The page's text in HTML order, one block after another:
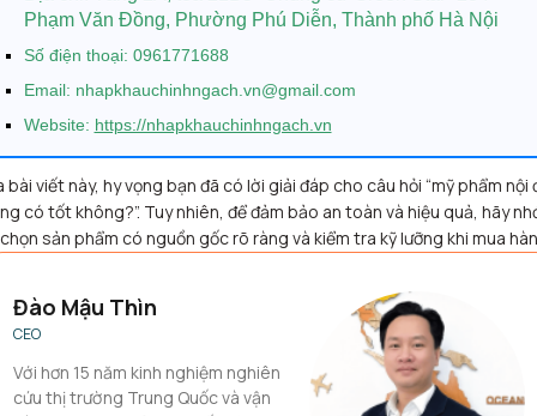
Phạm Văn Đồng, Phường Phú Diễn, Thành phố Hà Nội
Số điện thoại: 0961771688
Email: nhapkhauchinhngach.vn@gmail.com
Website: https://nhapkhauchinhngach.vn
bài viết này, hy vọng bạn đã có lời giải đáp cho câu hỏi “mỹ phẩm nội
có tốt không?”. Tuy nhiên, để đảm bảo an toàn và hiệu quả, hãy
sản phẩm có nguồn gốc rõ ràng và kiểm tra kỹ lưỡng khi mua
Đào Mậu Thìn
CEO
Với hơn 15 năm kinh nghiệm nghiên
cứu thị trường Trung Quốc và vận